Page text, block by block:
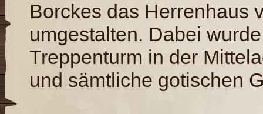
Borckes das Herrenhaus
umgestalten. Dabei
Treppenturm in der
und sämtliche gotischen